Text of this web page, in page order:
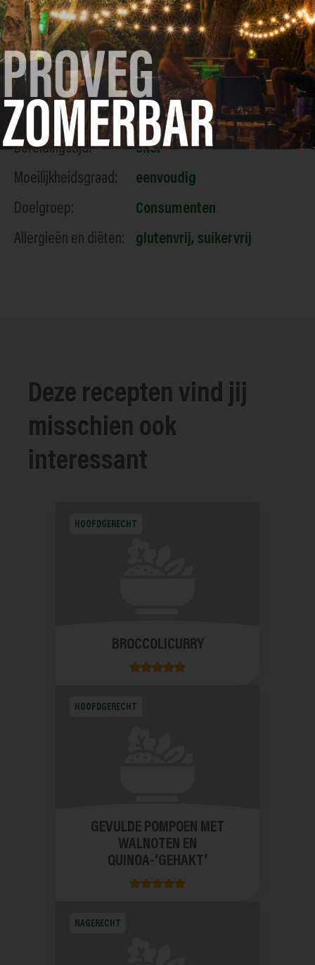
Labels
Type gerecht:
Bijgerecht
Bereidingstijd:
snel
Moeilijkheidsgraad:
eenvoudig
Doelgroep:
Consumenten
Allergieën en diëten:
glutenvrij, suikervrij
Deze recepten vind jij
misschien ook
interessant
HOOFDGERECHT
BROCCOLICURRY
HOOFDGERECHT
GEVULDE POMPOEN MET
WALNOTEN EN
QUINOA-‘GEHAKT’
NAGERECHT